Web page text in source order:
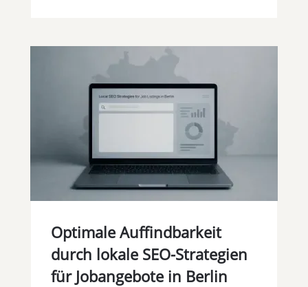
Optimale Auffindbarkeit
durch lokale SEO-Strategien
für Jobangebote in Berlin